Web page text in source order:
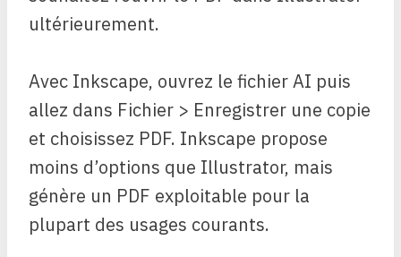
ultérieurement.
Avec Inkscape, ouvrez le fichier AI puis
allez dans Fichier > Enregistrer une copie
et choisissez PDF. Inkscape propose
moins d’options que Illustrator, mais
génère un PDF exploitable pour la
plupart des usages courants.